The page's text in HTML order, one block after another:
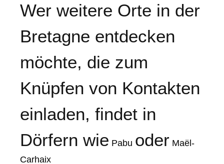
Wer weitere Orte in der
Bretagne entdecken
möchte, die zum
Knüpfen von Kontakten
einladen, findet in
Dörfern wie Pabu oder Maël-
Carhaix